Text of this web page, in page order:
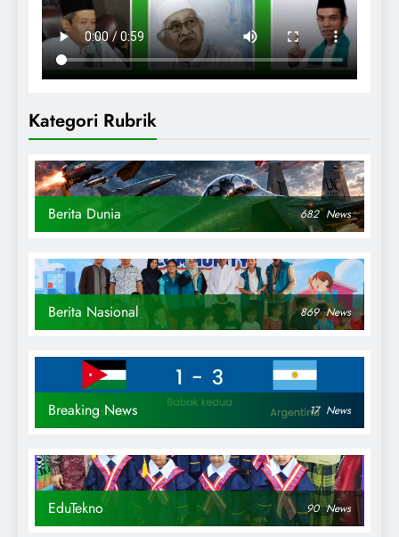
Kategori Rubrik
Berita Dunia 682 News
Berita Nasional 869 News
Breaking News 17 News
EduTekno 90 News